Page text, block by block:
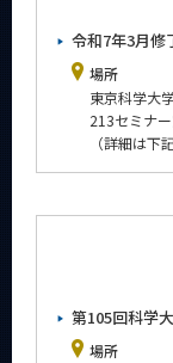
令和7年3月修
場所
東京科学大
213セミナ
（詳細は下
第105回科学
場所